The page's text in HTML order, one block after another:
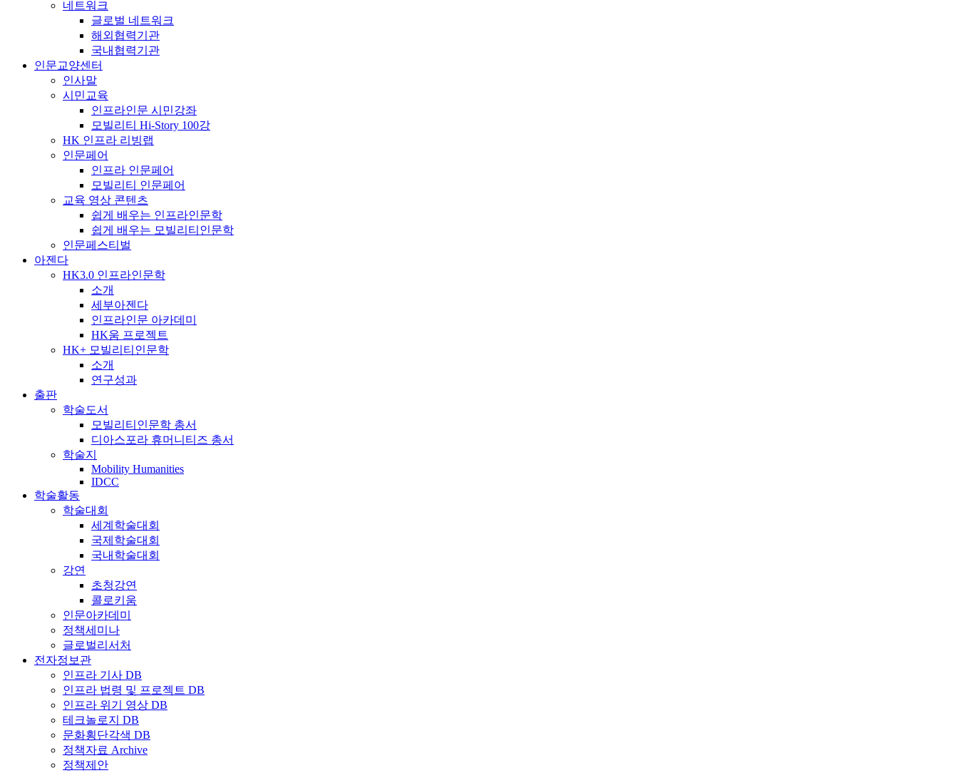
네트워크
글로벌 네트워크
해외협력기관
국내협력기관
인문교양센터
인사말
시민교육
인프라인문 시민강좌
모빌리티 Hi-Story 100강
HK 인프라 리빙랩
인문페어
인프라 인문페어
모빌리티 인문페어
교육 영상 콘텐츠
쉽게 배우는 인프라인문학
쉽게 배우는 모빌리티인문학
인문페스티벌
아젠다
HK3.0 인프라인문학
소개
세부아젠다
인프라인문 아카데미
HK움 프로젝트
HK+ 모빌리티인문학
소개
연구성과
출판
학술도서
모빌리티인문학 총서
디아스포라 휴머니티즈 총서
학술지
Mobility Humanities
IDCC
학술활동
학술대회
세계학술대회
국제학술대회
국내학술대회
강연
초청강연
콜로키움
인문아카데미
정책세미나
글로벌리서처
전자정보관
인프라 기사 DB
인프라 법령 및 프로젝트 DB
인프라 위기 영상 DB
테크놀로지 DB
문화횡단각색 DB
정책자료 Archive
정책제안